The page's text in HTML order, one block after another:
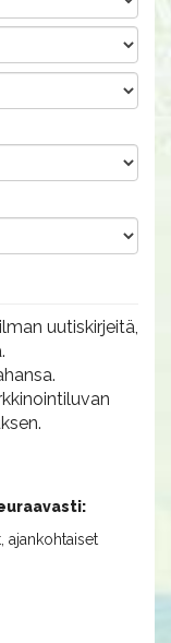
uutiskirjeitä,
ajankohtaiset